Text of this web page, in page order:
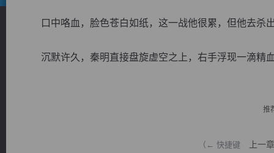
口中咯血，脸色苍白如纸，这一战他很累，但他去杀
沉默许久，秦明直接盘旋虚空之上，右手浮现一滴精
推
（← 快捷键 上一章